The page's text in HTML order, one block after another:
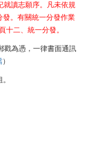
就讀志願序。凡未依規
發。有關統一分發作業
二、統一分發。
戳為憑，一律書面通訊
）